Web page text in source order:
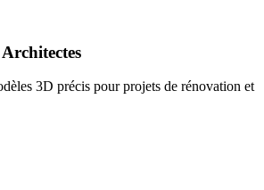
3D précis pour projets de rénovation et